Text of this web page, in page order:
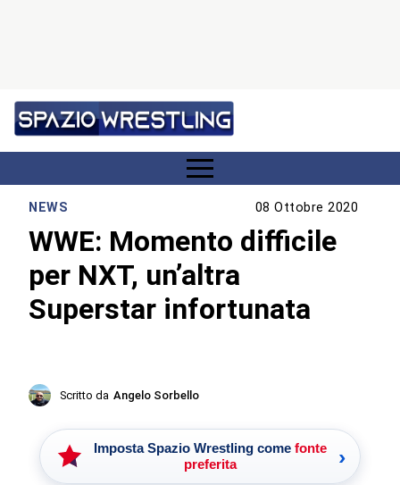
NEWS 08 Ottobre 2020
WWE: Momento difficile
per NXT, un’altra
Superstar infortunata
Scritto da Angelo Sorbello
Imposta Spazio Wrestling come fonte
preferita
›